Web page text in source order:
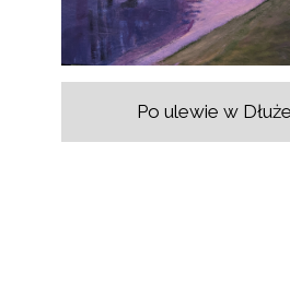
Po ulewie w